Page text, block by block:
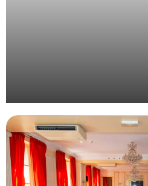
Organisation d’une